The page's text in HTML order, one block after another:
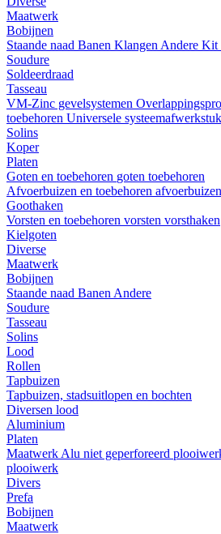
Maatwerk
Bobijnen
Staande naad Banen Klangen Andere Kit
Soudure
Soldeerdraad
Tasseau
VM-Zinc gevelsystemen
toebehoren Universele
Solins
Koper
Platen
Goten en toebehoren goten toebehoren
Afvoerbuizen en toebehoren afvoerbuizen
Goothaken
Vorsten en toebehoren vorsten vorsthaken
Kielgoten
Diverse
Maatwerk
Bobijnen
Staande naad Banen Andere
Soudure
Tasseau
Solins
Lood
Rollen
Tapbuizen
Tapbuizen, stadsuitlopen en bochten
Diversen lood
Aluminium
Platen
Maatwerk Alu niet geperforeerd
plooiwerk
Divers
Prefa
Bobijnen
Maatwerk